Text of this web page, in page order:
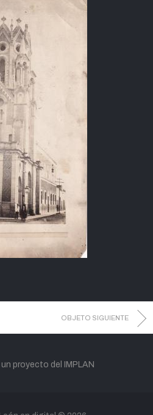
OBJETO SIGUIENTE
proyecto del IMPLAN